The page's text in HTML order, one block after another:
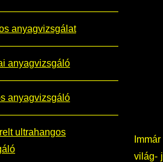
világ-
anyagvizsgálat
anyagvizsgáló
anyagvizsgáló
ultrahangos